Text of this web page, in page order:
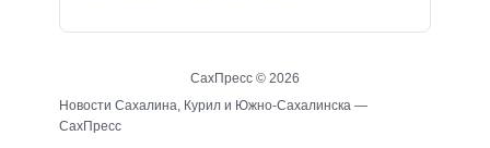
СахПресс © 2026
Новости Сахалина, Курил и Южно-Сахалинска —
СахПресс